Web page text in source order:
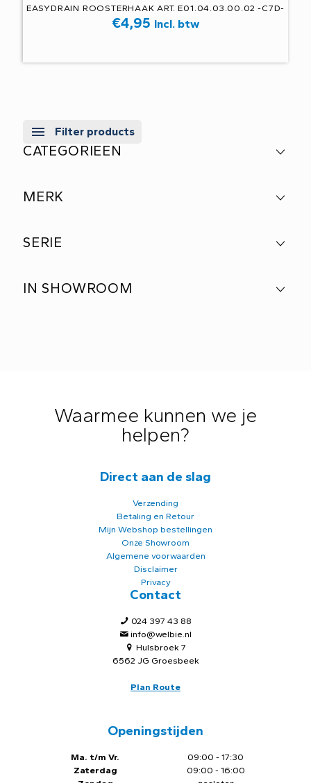
EASYDRAIN ROOSTERHAAK ART. E01.04.03.00.02 -C7D-
€4,95 Incl. btw
Filter products
CATEGORIEEN
MERK
SERIE
IN SHOWROOM
Waarmee kunnen we je
helpen?
Direct aan de slag
Verzending
Betaling en Retour
Mijn Webshop bestellingen
Onze Showroom
Algemene voorwaarden
Disclaimer
Privacy
Contact
024 397 43 88
info@welbie.nl
Hulsbroek 7
6562 JG Groesbeek
Plan Route
Openingstijden
Ma. t/m Vr.
Zaterdag
09:00 - 17:30
09:00 - 16:00